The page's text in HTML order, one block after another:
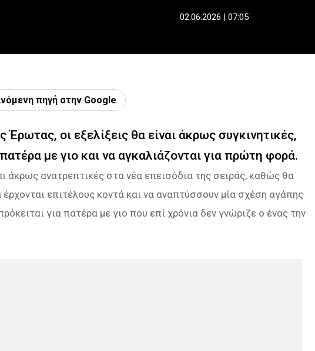
02.06.2026 | 07:05
πηγή στην Google
Έρωτας, οι εξελίξεις θα είναι άκρως συγκινητικές,
με γιο και να αγκαλιάζονται για πρώτη φορά.
άκρως ανατρεπτικές στα νέα επεισόδια της σειράς, καθώς θα
επιτέλους κοντά και να αναπτύσσουν μία σχέση αγάπης
για πατέρα με γιο που επί χρόνια δεν γνώριζε ο ένας την